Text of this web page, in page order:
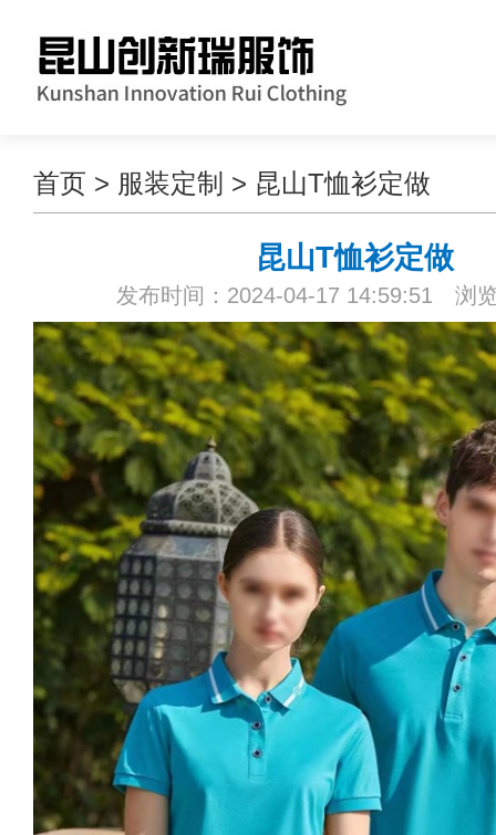
首页 > 服装定制 > 昆山T恤衫定做
昆山T恤衫定做
发布时间：2024-04-17 14:59:51 浏